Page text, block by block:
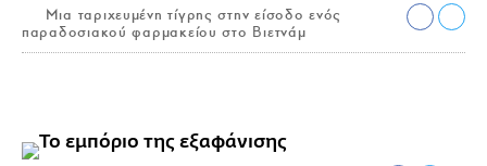
Μια ταριχευμένη τίγρης στην είσοδο ενός
παραδοσιακού φαρμακείου στο Βιετνάμ